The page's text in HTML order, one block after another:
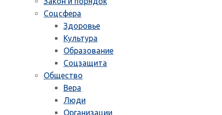
Соцсфера
Здоровье
Культура
Образование
Соцзащита
Общество
Вера
Люди
Организации